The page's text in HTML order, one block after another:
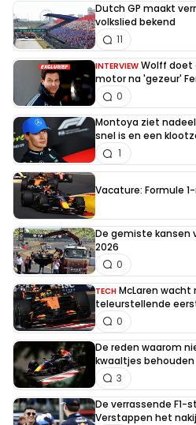
Dutch GP maakt
volkslied bekend
11
INTERVIEW Wolff doet
motor na 'gezeur'
0
Montoya ziet
snel is en een
1
Vacature: Formule
De gemiste kansen
2026
0
TECH McLaren
teleurstellende
0
De reden waarom
kwaaltjes behouden
3
De verrassende F1-
Verstappen het